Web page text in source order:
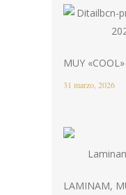
MUY
31 marzo, 2026
LAMINAM,